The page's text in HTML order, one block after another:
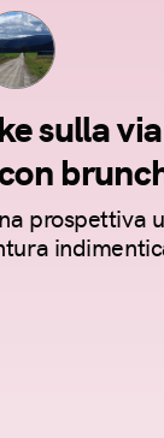
sulla via
prospettiva